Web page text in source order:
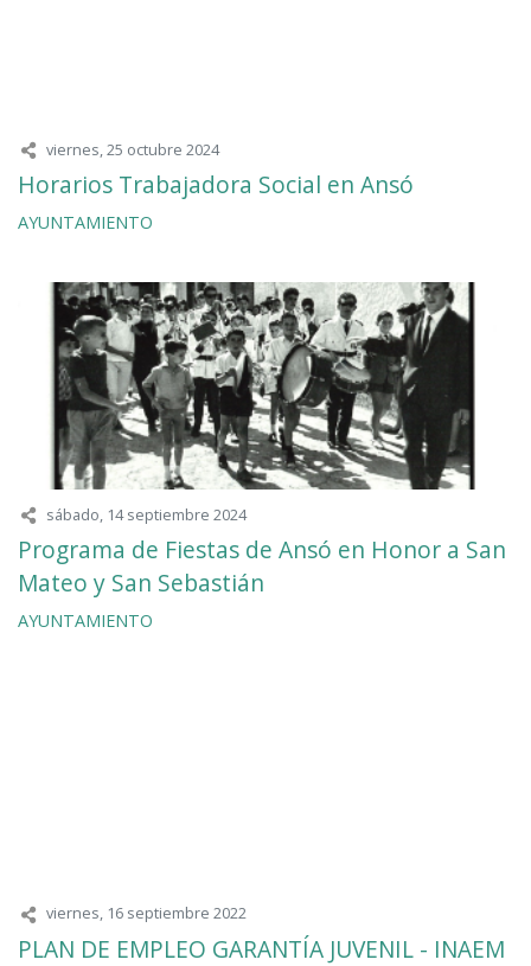
viernes, 25 octubre 2024
Horarios Trabajadora Social en Ansó
AYUNTAMIENTO
sábado, 14 septiembre 2024
Programa de Fiestas de Ansó en Honor a San
Mateo y San Sebastián
AYUNTAMIENTO
viernes, 16 septiembre 2022
PLAN DE EMPLEO GARANTÍA JUVENIL - INAEM